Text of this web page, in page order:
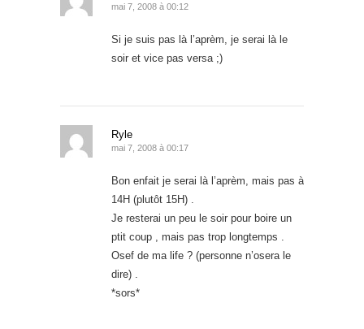
mai 7, 2008 à 00:12
Si je suis pas là l’aprèm, je serai là le
soir et vice pas versa ;)
Ryle
mai 7, 2008 à 00:17
Bon enfait je serai là l’aprèm, mais pas à
14H (plutôt 15H) .
Je resterai un peu le soir pour boire un
ptit coup , mais pas trop longtemps .
Osef de ma life ? (personne n’osera le
dire) .
*sors*